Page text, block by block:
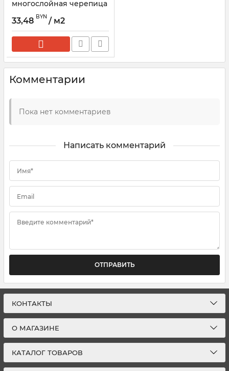
многослойная черепица
33,48 BYN / м2
Комментарии
Пока нет комментариев
Написать комментарий
Имя*
Email
Введите комментарий*
ОТПРАВИТЬ
КОНТАКТЫ
О МАГАЗИНЕ
КАТАЛОГ ТОВАРОВ